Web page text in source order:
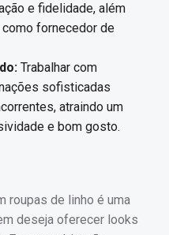
e fidelidade, além
fornecedor de
Trabalhar com
sofisticadas
atraindo um
e bom gosto.
roupas de linho é uma
deseja oferecer looks